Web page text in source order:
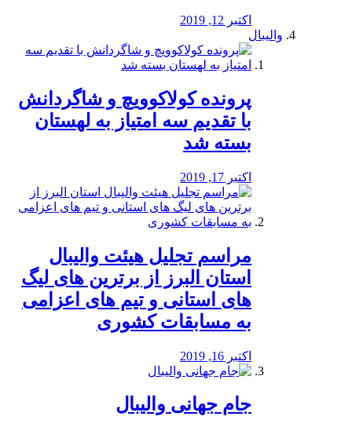
اکتبر 12, 2019
والیبال
پرونده کولاکوویچ و شاگردانش
با تقدیم سه امتیاز به لهستان
بسته شد
اکتبر 17, 2019
مراسم تجلیل هیئت والیبال
استان البرز از برترین های لیگ
های استانی و تیم های اعزامی
به مسابقات کشوری
اکتبر 16, 2019
جام جهانی والیبال